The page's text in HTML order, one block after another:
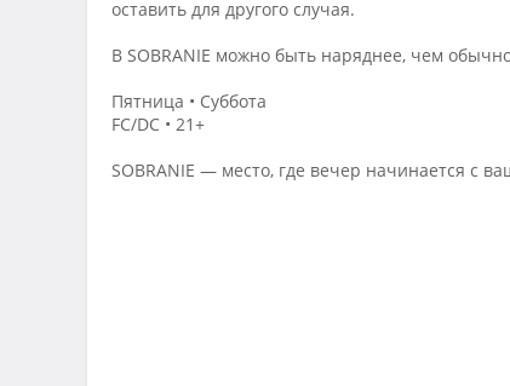
оставить для другого случая.
В SOBRANIE можно быть наряднее, чем
Пятница • Суббота
FC/DC • 21+
SOBRANIE — место, где вечер начинается с